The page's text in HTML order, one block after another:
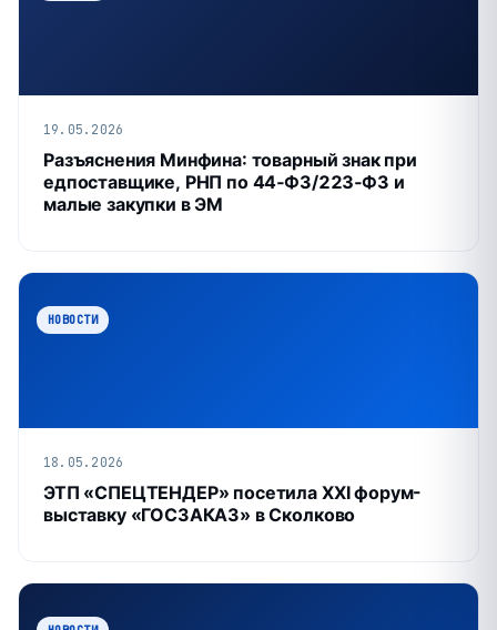
19.05.2026
Разъяснения Минфина: товарный знак при
едпоставщике, РНП по 44‑ФЗ/223‑ФЗ и
малые закупки в ЭМ
НОВОСТИ
18.05.2026
ЭТП «СПЕЦТЕНДЕР» посетила XXI форум-
выставку «ГОСЗАКАЗ» в Сколково